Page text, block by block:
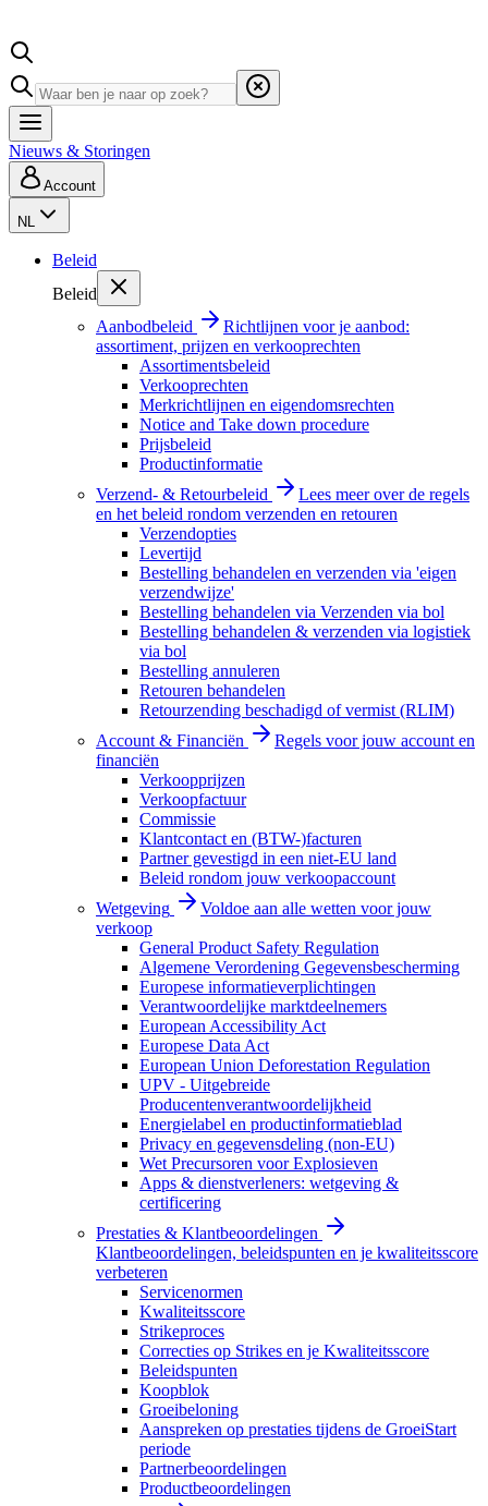
Nieuws & Storingen
Account
NL
Beleid
Beleid
Aanbodbeleid
Richtlijnen voor je aanbod:
assortiment, prijzen en verkooprechten
Assortimentsbeleid
Verkooprechten
Merkrichtlijnen en eigendomsrechten
Notice and Take down procedure
Prijsbeleid
Productinformatie
Verzend- & Retourbeleid
Lees meer over de regels
en het beleid rondom verzenden en retouren
Verzendopties
Levertijd
Bestelling behandelen en verzenden via 'eigen
verzendwijze'
Bestelling behandelen via Verzenden via bol
Bestelling behandelen & verzenden via logistiek
via bol
Bestelling annuleren
Retouren behandelen
Retourzending beschadigd of vermist (RLIM)
Account & Financiën
Regels voor jouw account en
financiën
Verkoopprijzen
Verkoopfactuur
Commissie
Klantcontact en (BTW-)facturen
Partner gevestigd in een niet-EU land
Beleid rondom jouw verkoopaccount
Wetgeving
Voldoe aan alle wetten voor jouw
verkoop
General Product Safety Regulation
Algemene Verordening Gegevensbescherming
Europese informatieverplichtingen
Verantwoordelijke marktdeelnemers
European Accessibility Act
Europese Data Act
European Union Deforestation Regulation
UPV - Uitgebreide
Producentenverantwoordelijkheid
Energielabel en productinformatieblad
Privacy en gegevensdeling (non-EU)
Wet Precursoren voor Explosieven
Apps & dienstverleners: wetgeving &
certificering
Prestaties & Klantbeoordelingen
Klantbeoordelingen, beleidspunten en je kwaliteitsscore
verbeteren
Servicenormen
Kwaliteitsscore
Strikeproces
Correcties op Strikes en je Kwaliteitsscore
Beleidspunten
Koopblok
Groeibeloning
Aanspreken op prestaties tijdens de GroeiStart
periode
Partnerbeoordelingen
Productbeoordelingen